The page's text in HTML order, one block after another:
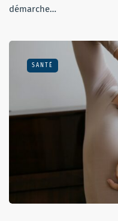
démarche…
SANTÉ